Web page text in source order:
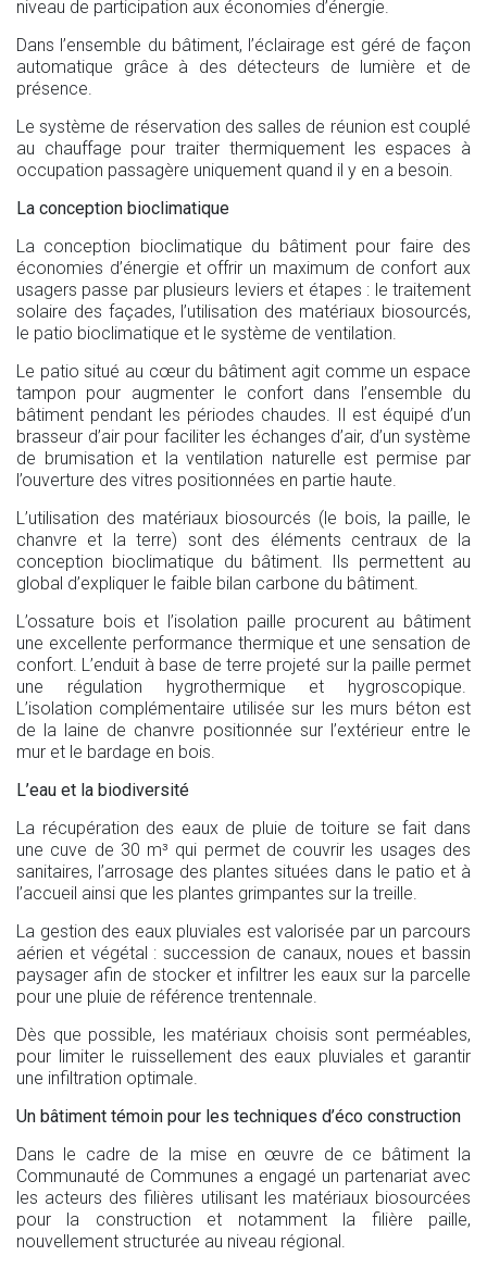
niveau de participation aux économies d’énergie.
Dans l’ensemble du bâtiment, l’éclairage est géré de façon
automatique grâce à des détecteurs de lumière et de
présence.
Le système de réservation des salles de réunion est couplé
au chauffage pour traiter thermiquement les espaces à
occupation passagère uniquement quand il y en a besoin.
La conception bioclimatique
La conception bioclimatique du bâtiment pour faire des
économies d’énergie et offrir un maximum de confort aux
usagers passe par plusieurs leviers et étapes : le traitement
solaire des façades, l’utilisation des matériaux biosourcés,
le patio bioclimatique et le système de ventilation.
Le patio situé au cœur du bâtiment agit comme un espace
tampon pour augmenter le confort dans l’ensemble du
bâtiment pendant les périodes chaudes. Il est équipé d’un
brasseur d’air pour faciliter les échanges d’air, d’un système
de brumisation et la ventilation naturelle est permise par
l’ouverture des vitres positionnées en partie haute.
L’utilisation des matériaux biosourcés (le bois, la paille, le
chanvre et la terre) sont des éléments centraux de la
conception bioclimatique du bâtiment. Ils permettent au
global d’expliquer le faible bilan carbone du bâtiment.
L’ossature bois et l’isolation paille procurent au bâtiment
une excellente performance thermique et une sensation de
confort. L’enduit à base de terre projeté sur la paille permet
une régulation hygrothermique et hygroscopique.
L’isolation complémentaire utilisée sur les murs béton est
de la laine de chanvre positionnée sur l’extérieur entre le
mur et le bardage en bois.
L’eau et la biodiversité
La récupération des eaux de pluie de toiture se fait dans
une cuve de 30 m³ qui permet de couvrir les usages des
sanitaires, l’arrosage des plantes situées dans le patio et à
l’accueil ainsi que les plantes grimpantes sur la treille.
La gestion des eaux pluviales est valorisée par un parcours
aérien et végétal : succession de canaux, noues et bassin
paysager afin de stocker et infiltrer les eaux sur la parcelle
pour une pluie de référence trentennale.
Dès que possible, les matériaux choisis sont perméables,
pour limiter le ruissellement des eaux pluviales et garantir
une infiltration optimale.
Un bâtiment témoin pour les techniques d’éco construction
Dans le cadre de la mise en œuvre de ce bâtiment la
Communauté de Communes a engagé un partenariat avec
les acteurs des filières utilisant les matériaux biosourcées
pour la construction et notamment la filière paille,
nouvellement structurée au niveau régional.